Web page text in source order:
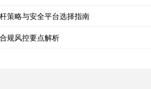
策略与安全平台选择指南
规风控要点解析